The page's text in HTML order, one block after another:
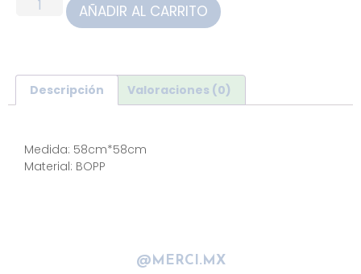
AÑADIR AL CARRITO
Descripción Valoraciones (0)
Medida: 58cm*58cm
Material: BOPP
@MERCI.MX